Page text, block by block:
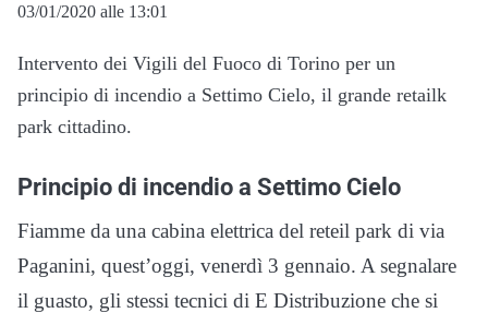
03/01/2020 alle 13:01
Intervento dei Vigili del Fuoco di Torino per un
principio di incendio a Settimo Cielo, il grande retailk
park cittadino.
Principio di incendio a Settimo Cielo
Fiamme da una cabina elettrica del reteil park di via
Paganini, quest’oggi, venerdì 3 gennaio. A segnalare
il guasto, gli stessi tecnici di E Distribuzione che si